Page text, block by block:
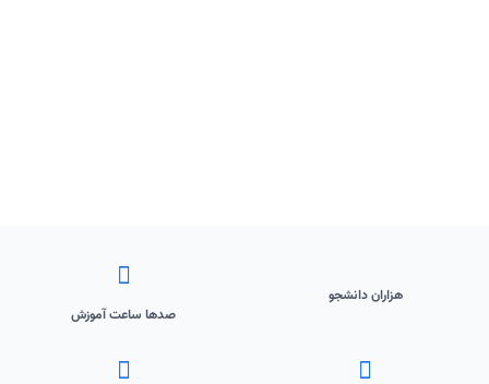
هزاران دانشجو
صدها ساعت آموزش